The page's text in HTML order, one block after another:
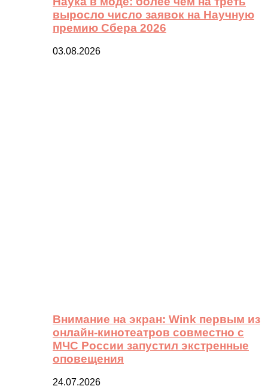
выросло число заявок на Научную
премию Сбера 2026
03.08.2026
Внимание на экран: Wink первым из
онлайн-кинотеатров совместно с
МЧС России запустил экстренные
оповещения
24.07.2026